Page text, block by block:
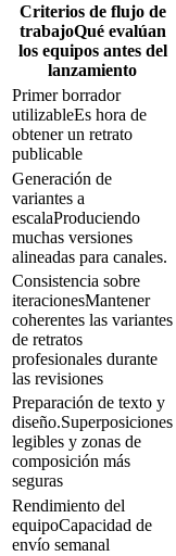
Criterios de flujo de
trabajoQué evalúan
los equipos antes del
lanzamiento
Primer borrador
utilizableEs hora de
obtener un retrato
publicable
Generación de
variantes a
escalaProduciendo
muchas versiones
alineadas para canales.
Consistencia sobre
iteracionesMantener
coherentes las variantes
de retratos
profesionales durante
las revisiones
Preparación de texto y
diseño.Superposiciones
legibles y zonas de
composición más
seguras
Rendimiento del
equipoCapacidad de
envío semanal